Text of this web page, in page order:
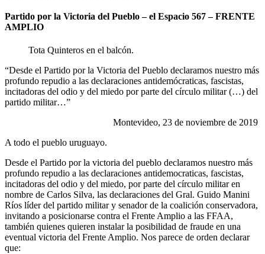
Partido por la Victoria del Pueblo – el Espacio 567 – FRENTE
AMPLIO
Tota Quinteros en el balcón.
“Desde el Partido por la Victoria del Pueblo declaramos nuestro más
profundo repudio a las declaraciones antidemócraticas, fascistas,
incitadoras del odio y del miedo por parte del círculo militar (…) del
partido militar…”
Montevideo, 23 de noviembre de 2019
A todo el pueblo uruguayo.
Desde el Partido por la victoria del pueblo declaramos nuestro más
profundo repudio a las declaraciones antidemocraticas, fascistas,
incitadoras del odio y del miedo, por parte del círculo militar en
nombre de Carlos Silva, las declaraciones del Gral. Guido Manini
Ríos líder del partido militar y senador de la coalición conservadora,
invitando a posicionarse contra el Frente Amplio a las FFAA,
también quienes quieren instalar la posibilidad de fraude en una
eventual victoria del Frente Amplio. Nos parece de orden declarar
que: